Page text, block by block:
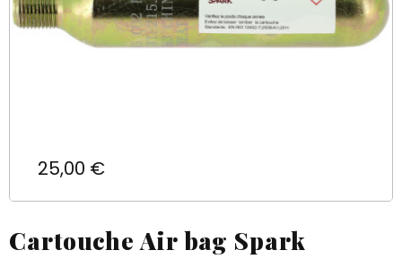
Prix
25,00 €
Cartouche Air bag Spark